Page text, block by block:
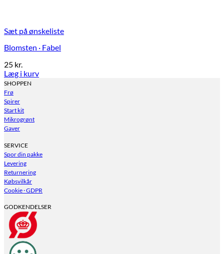
Sæt på ønskeliste
Blomsten · Fabel
25 kr.
Læg i kurv
SHOPPEN
Frø
Spirer
Start kit
Mikrogrønt
Gaver
SERVICE
Spor din pakke
Levering
Returnering
Købsvilkår
Cookie · GDPR
GODKENDELSER